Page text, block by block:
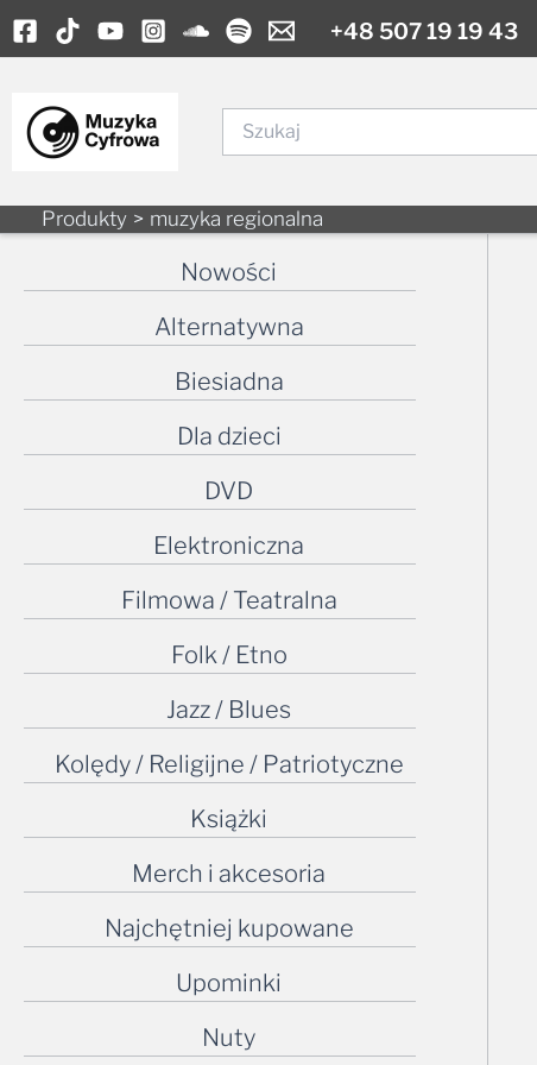
Skip
to
+48 507 19 19 43
Produkty muzyka regionalna
Nowości
Alternatywna
Biesiadna
Dla dzieci
DVD
Elektroniczna
Filmowa / Teatralna
Folk / Etno
Jazz / Blues
Kolędy / Religijne / Patriotyczne
Książki
Merch i akcesoria
Najchętniej kupowane
Upominki
Nuty